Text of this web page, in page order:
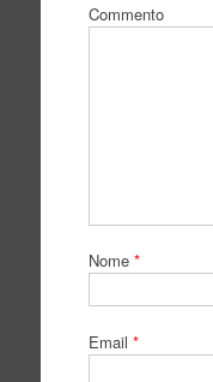
Commento
Nome *
Email *